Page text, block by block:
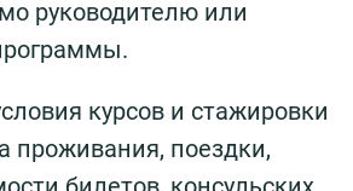
руководителю или
курсов и стажировки
проживания, поездки,